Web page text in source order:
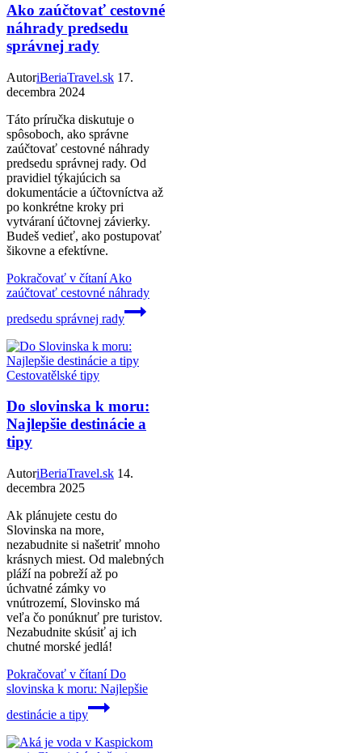
Ako zaúčtovať cestovné
náhrady predsedu
správnej rady
AutoriBeriaTravel.sk 17.
decembra 2024
Táto príručka diskutuje o
spôsoboch, ako správne
zaúčtovať cestovné náhrady
predsedu správnej rady. Od
pravidiel týkajúcich sa
dokumentácie a účtovníctva až
po konkrétne kroky pri
vytváraní účtovnej závierky.
Budeš vedieť, ako postupovať
šikovne a efektívne.
Pokračovať v čítaníAko
zaúčtovať cestovné náhrady
predsedu správnej rady
Cestovatělské tipy
Do slovinska k moru:
Najlepšie destinácie a
tipy
AutoriBeriaTravel.sk 14.
decembra 2025
Ak plánujete cestu do
Slovinska na more,
nezabudnite si našetriť mnoho
krásnych miest. Od malebných
pláží na pobreží až po
úchvatné zámky vo
vnútrozemí, Slovinsko má
veľa čo ponúknuť pre turistov.
Nezabudnite skúsiť aj ich
chutné morské jedlá!
Pokračovať v čítaníDo
slovinska k moru: Najlepšie
destinácie a tipy